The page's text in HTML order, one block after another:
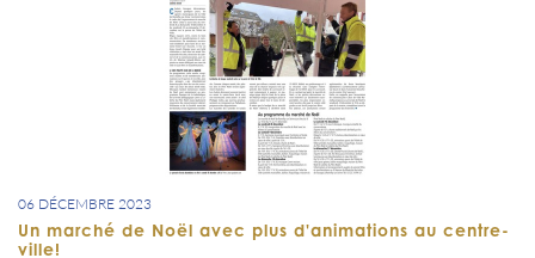
06 DÉCEMBRE 2023
Un marché de Noël avec plus d'animations au centre-
ville!